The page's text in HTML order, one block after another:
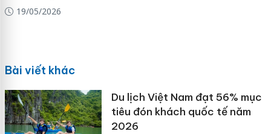
19/05/2026
Bài viết khác
Du lịch Việt Nam đạt 56% mục
tiêu đón khách quốc tế năm
2026